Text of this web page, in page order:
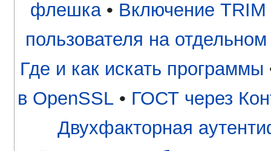
флешка• Включение
пользователя на
Где и как искать программы
в OpenSSL • ГОСТ через
Двухфакторная